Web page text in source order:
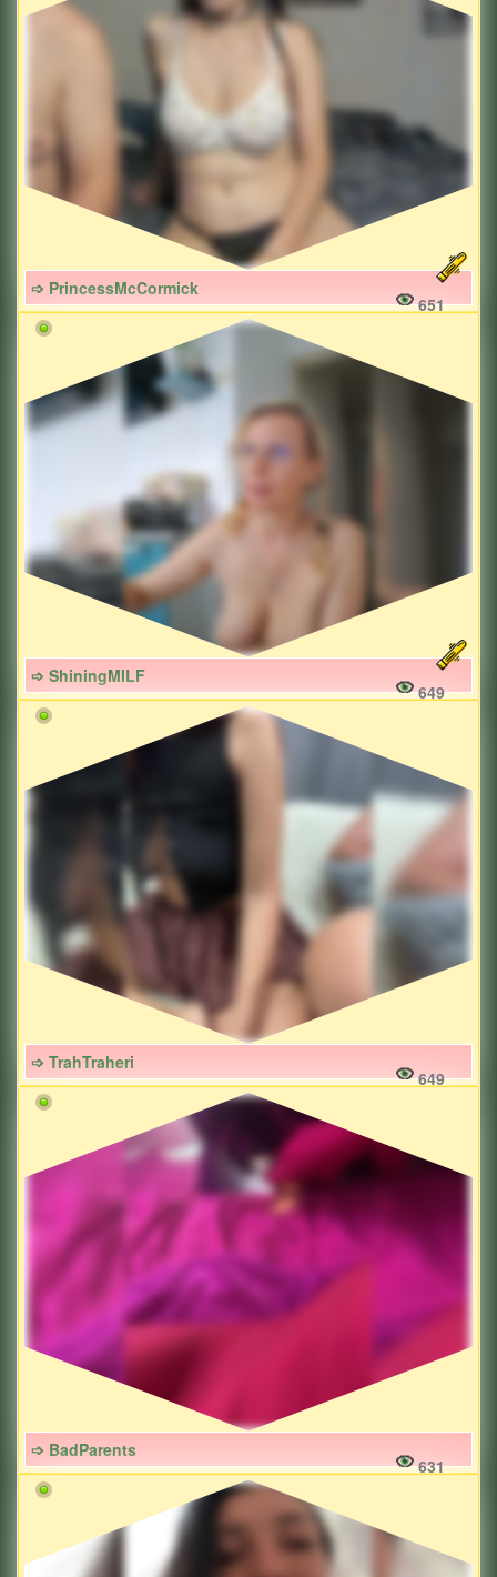
➩ PrincessMcCormick
651
➩ ShiningMILF
649
➩ TrahTraheri
649
➩ BadParents
631